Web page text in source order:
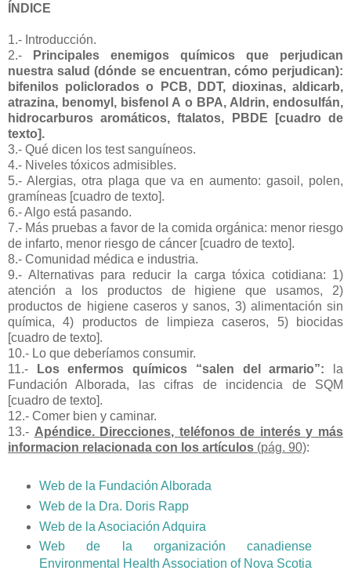
ÍNDICE
1.- Introducción.
2.-
Principales enemigos químicos que perjudican
nuestra salud (dónde se encuentran, cómo perjudican):
bifenilos policlorados o PCB, DDT, dioxinas, aldicarb,
atrazina, benomyl, bisfenol A o BPA, Aldrin, endosulfán,
hidrocarburos aromáticos, ftalatos, PBDE [cuadro de
texto].
3.- Qué dicen los test sanguíneos.
4.- Niveles tóxicos admisibles.
5.- Alergias, otra plaga que va en aumento: gasoil, polen,
gramíneas [cuadro de texto].
6.- Algo está pasando.
7.- Más pruebas a favor de la comida orgánica: menor riesgo
de infarto, menor riesgo de cáncer [cuadro de texto].
8.- Comunidad médica e industria.
9.- Alternativas para reducir la carga tóxica cotidiana: 1)
atención a los productos de higiene que usamos, 2)
productos de higiene caseros y sanos, 3) alimentación sin
química, 4) productos de limpieza caseros, 5) biocidas
[cuadro de texto].
10.- Lo que deberíamos consumir.
11.-
Los enfermos químicos “salen del armario”: la
Fundación Alborada, las cifras de incidencia de SQM
[cuadro de texto].
12.- Comer bien y caminar.
13.- Apéndice. Direcciones, teléfonos de interés y más
informacion relacionada con los artículos (pág. 90):
Web de la Fundación Alborada
Web de la Dra. Doris Rapp
Web de la Asociación Adquira
Web de la organización canadiense
Environmental Health Association of Nova Scotia